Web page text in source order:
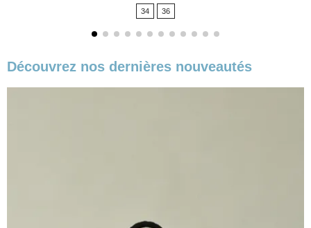
34 36
Découvrez nos dernières nouveautés